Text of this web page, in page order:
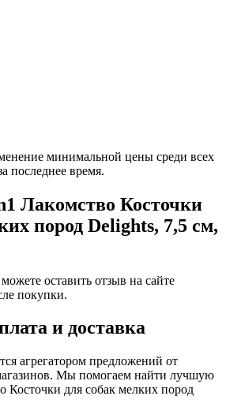
минимальной цены среди всех
последнее время.
Лакомство Косточки
пород Delights, 7,5 см,
оставить отзыв на сайте
покупки.
и доставка
агрегатором предложений от
Мы помогаем найти лучшую
Косточки для собак мелких пород